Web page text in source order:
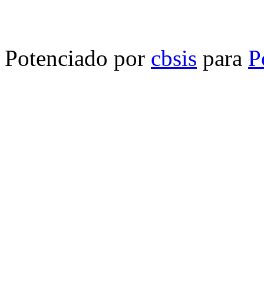
Potenciado por cbsis para